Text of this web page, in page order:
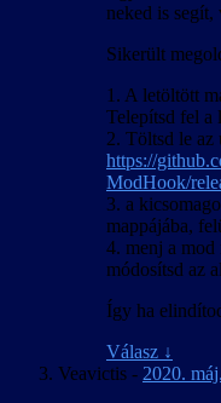
neked is
Sikerült
1. A letöltött
Telepítsd fel a
2. Töltsd le az
https://
ModHook/
3. a
mappájába,
4. menj a mod
módosítsd az
Így ha
Válasz ↓
Veavictis - 2020.